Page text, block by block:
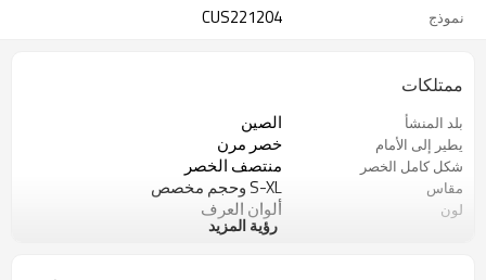
نموذج CUS221204
ممتلكات
بلد المنشأ الصين
يطير إلى الأمام خصر مرن
شكل كامل الخصر منتصف الخصر
مقاس S-XL وحجم مخصص
لون ألوان العرف
100 قطعة
رؤية المزيد